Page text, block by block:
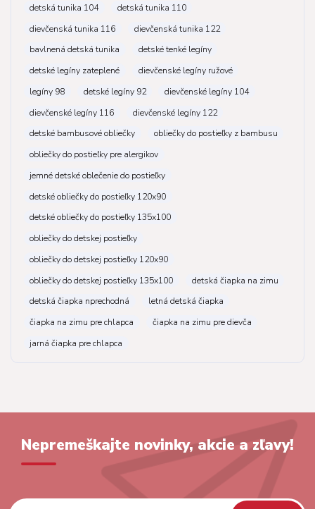
detská tunika 104
detská tunika 110
dievčenská tunika 116
dievčenská tunika 122
bavlnená detská tunika
detské tenké legíny
detské legíny zateplené
dievčenské legíny ružové
legíny 98
detské legíny 92
dievčenské legíny 104
dievčenské legíny 116
dievčenské legíny 122
detské bambusové obliečky
obliečky do postieľky z bambusu
obliečky do postieľky pre alergikov
jemné detské oblečenie do postieľky
detské obliečky do postieľky 120x90
detské obliečky do postieľky 135x100
obliečky do detskej postieľky
obliečky do detskej postieľky 120x90
obliečky do detskej postieľky 135x100
detská čiapka na zimu
detská čiapka nprechodná
letná detská čiapka
čiapka na zimu pre chlapca
čiapka na zimu pre dievča
jarná čiapka pre chlapca
Nepremeškajte novinky, akcie a zľavy!